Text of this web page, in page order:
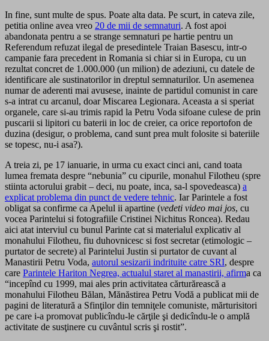
In fine, sunt multe de spus. Poate alta data. Pe scurt, in cateva zile,
petitia online avea vreo 20 de mii de semnaturi. A fost apoi
abandonata pentru a se strange semnaturi pe hartie pentru un
Referendum refuzat ilegal de presedintele Traian Basescu, intr-o
campanie fara precedent in Romania si chiar si in Europa, cu un
rezultat concret de 1.000.000 (un milion) de adeziuni, cu datele de
identificare ale sustinatorilor in dreptul semnaturilor. Un asemenea
numar de aderenti mai avusese, inainte de partidul comunist in care
s-a intrat cu arcanul, doar Miscarea Legionara. Aceasta a si speriat
organele, care si-au trimis rapid la Petru Voda sifoane culese de prin
puscarii si lipitori cu baterii in loc de creier, ca orice reportofon de
duzina (desigur, o problema, cand sunt prea mult folosite si bateriile
se topesc, nu-i asa?).
A treia zi, pe 17 ianuarie, in urma cu exact cinci ani, cand toata
lumea fremata despre “nebunia” cu cipurile, monahul Filotheu (spre
stiinta actorului grabit – deci, nu poate, inca, sa-l spovedeasca) a
explicat problema din punct de vedere tehnic. Iar Parintele a fost
obligat sa confirme ca Apelul ii apartine (vedeti video mai jos, cu
vocea Parintelui si fotografiile Cristinei Nichitus Roncea). Redau
aici atat interviul cu bunul Parinte cat si materialul explicativ al
monahului Filotheu, fiu duhovnicesc si fost secretar (etimologic –
purtator de secrete) al Parintelui Justin si purtator de cuvant al
Manastirii Petru Voda, autorul sesizarii indrituite catre SRI, despre
care Parintele Hariton Negrea, actualul staret al manastirii, afirma ca
“incepînd cu 1999, mai ales prin activitatea cărturărească a
monahului Filotheu Bălan, Mănăstirea Petru Vodă a publicat mii de
pagini de literatură a Sfinţilor din temniţele comuniste, mărturisitori
pe care i-a promovat publicîndu-le cărţile şi dedicîndu-le o amplă
activitate de susţinere cu cuvântul scris şi rostit”.